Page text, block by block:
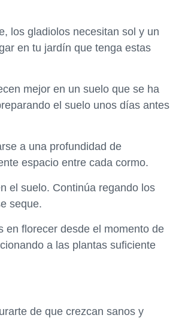
los gladiolos necesitan sol y un
en tu jardín que tenga estas
mejor en un suelo que se ha
el suelo unos días antes
a una profundidad de
espacio entre cada cormo.
el suelo. Continúa regando los
seque.
en florecer desde el momento de
a las plantas suficiente
de que crezcan sanos y